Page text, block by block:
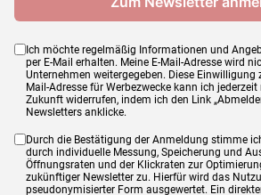
Ich möchte regelmäßig Informationen und
per E-Mail erhalten. Meine E-Mail-Adresse wird
Unternehmen weitergegeben. Diese Einwilligung
Mail-Adresse für Werbezwecke kann ich
Zukunft widerrufen, indem ich den Link
Newsletters anklicke.
Durch die Bestätigung der Anmeldung stimme
durch individuelle Messung, Speicherung und
Öffnungsraten und der Klickraten zur
zukünftiger Newsletter zu. Hierfür wird das
pseudonymisierter Form ausgewertet. Ein